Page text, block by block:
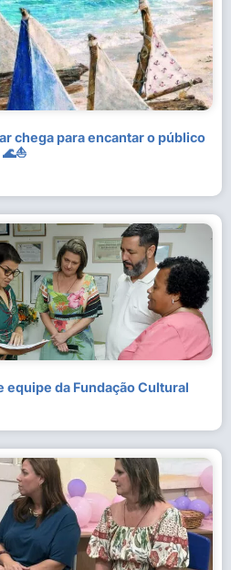
chega para encantar o público
equipe da Fundação Cultural